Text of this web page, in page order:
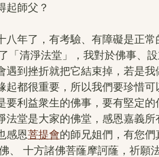
起師父？
八年了，有考驗、有障礙是正常
「清淨法堂」，我對於佛事、
遇到挫折就把它結束掉，若是
起都很重要，所以我們要珍惜
要利益衆生的佛事，要有堅定
法堂是大家的佛堂，感恩嘉義
感恩菩提會的師兄姐們，有您
、 十方諸佛菩蕯摩訶蕯，祈願